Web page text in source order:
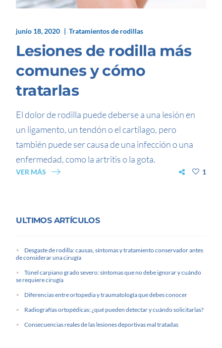
junio 18, 2020 Tratamientos de rodillas
Lesiones de rodilla más
comunes y cómo
tratarlas
El dolor de rodilla puede deberse a una lesión en
un ligamento, un tendón o el cartílago, pero
también puede ser causa de una infección o una
enfermedad, como la artritis o la gota.
VER MÁS 1
ULTIMOS ARTÍCULOS
Desgaste de rodilla: causas, síntomas y tratamiento conservador antes
de considerar una cirugía
Túnel carpiano grado severo: síntomas que no debe ignorar y cuándo
se requiere cirugía
Diferencias entre ortopedia y traumatología que debes conocer
Radiografías ortopédicas: ¿qué pueden detectar y cuándo solicitarlas?
Consecuencias reales de las lesiones deportivas mal tratadas